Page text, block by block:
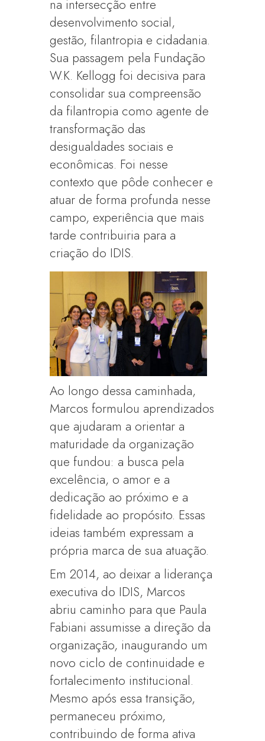
na intersecção entre
desenvolvimento social,
gestão, filantropia e cidadania.
Sua passagem pela Fundação
W.K. Kellogg foi decisiva para
consolidar sua compreensão
da filantropia como agente de
transformação das
desigualdades sociais e
econômicas. Foi nesse
contexto que pôde conhecer e
atuar de forma profunda nesse
campo, experiência que mais
tarde contribuiria para a
criação do IDIS.
Ao longo dessa caminhada,
Marcos formulou aprendizados
que ajudaram a orientar a
maturidade da organização
que fundou: a busca pela
excelência, o amor e a
dedicação ao próximo e a
fidelidade ao propósito. Essas
ideias também expressam a
própria marca de sua atuação.
Em 2014, ao deixar a liderança
executiva do IDIS, Marcos
abriu caminho para que Paula
Fabiani assumisse a direção da
organização, inaugurando um
novo ciclo de continuidade e
fortalecimento institucional.
Mesmo após essa transição,
permaneceu próximo,
contribuindo de forma ativa